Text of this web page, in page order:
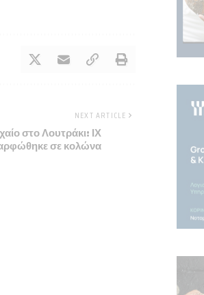
NEXT ARTICLE
στο Λουτράκι: ΙΧ
σε κολώνα